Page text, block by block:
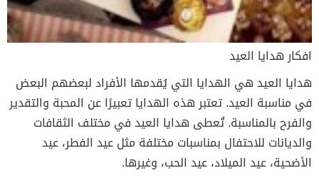
افكار هدايا العيد
هدايا العيد هي الهدايا التي يُقدمها الأفراد لبعضهم البعض
في مناسبة العيد. تعتبر هذه الهدايا تعبيرًا عن المحبة والتقدير
والفرح بالمناسبة. تُعطى هدايا العيد في مختلف الثقافات
والديانات للاحتفال بمناسبات مختلفة مثل عيد الفطر، عيد
الأضحية، عيد الميلاد، عيد الحب، وغيرها.